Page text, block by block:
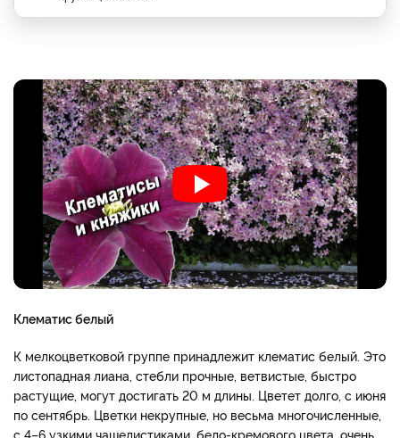
Клематис белый
К мелкоцветковой группе принадлежит клематис белый. Это
листопадная лиана, стебли прочные, ветвистые, быстро
растущие, могут достигать 20 м длины. Цветет долго, с июня
по сентябрь. Цветки некрупные, но весьма многочисленные,
с 4–6 узкими чашелистиками, бело-кремового цвета, очень